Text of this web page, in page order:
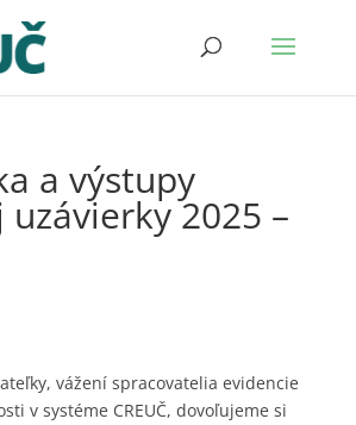
a výstupy
uzávierky 2025 –
vážení spracovatelia evidencie
v systéme CREUČ, dovoľujeme si